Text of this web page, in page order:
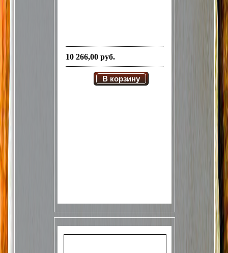
10 266,00 руб.
В корзину